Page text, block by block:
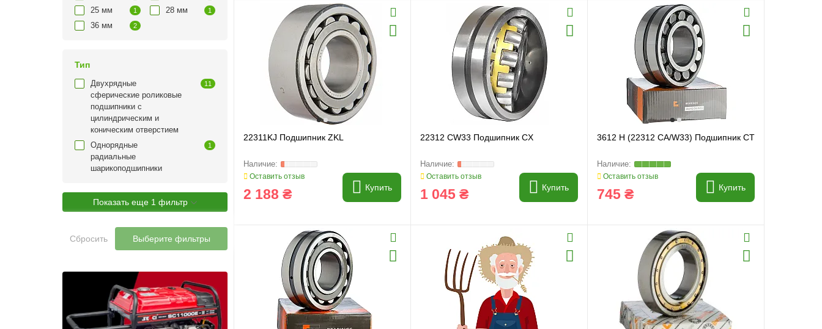
25 мм 1 28 мм 1
36 мм 2
Тип
Двухрядные
сферические роликовые
подшипники с
цилиндрическим и
коническим отверстием
11
Однорядные
радиальные
шарикоподшипники
1
Показать еще 1 фильтр
Сбросить Выберите фильтры
22311KJ Подшипник ZKL
Оставить отзыв
2 188 ₴ Купить
22312 CW33 Подшипник CX
Оставить отзыв
1 045 ₴ Купить
3612 H (22312 CA/W33) Подшипник CT
Оставить отзыв
745 ₴ Купить